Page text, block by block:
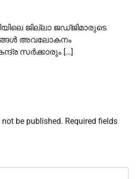
ജില്ലാ ജഡ്ജിമാരുടെ
അവലോകനം
സർക്കാരും […]
be published. Required fields